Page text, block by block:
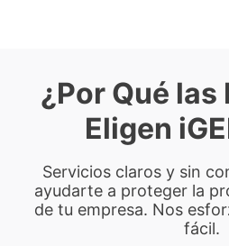
¿Por Qué las
Eligen
Servicios claros y sin
ayudarte a proteger la
de tu empresa. Nos
fácil.